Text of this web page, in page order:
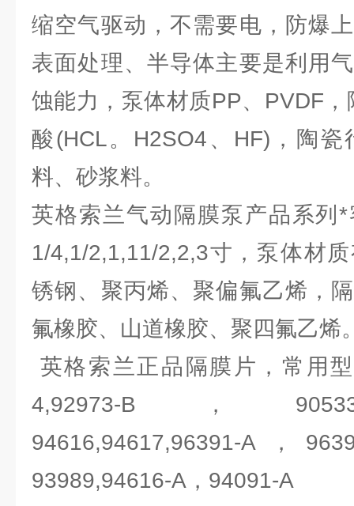
缩空气驱动，不需要电，防爆
表面处理、半导体主要是利用
蚀能力，泵体材质PP、PVDF
酸(HCL。H2SO4、HF)，陶
料、砂浆料。
英格索兰气动隔膜泵产品系列
1/4,1/2,1,11/2,2,3寸，泵体材
锈钢、聚丙烯、聚偏氟乙烯，
氟橡胶、山道橡胶、聚四氟乙烯
英格索兰正品隔膜片，常用
4,92973-B，
94616,94617,96391-A，
93989,94616-A，94091-A